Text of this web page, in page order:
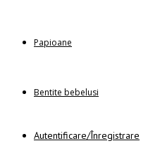
Papioane
Bentite bebelusi
Autentificare/Înregistrare